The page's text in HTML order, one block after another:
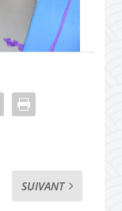
SUIVANT